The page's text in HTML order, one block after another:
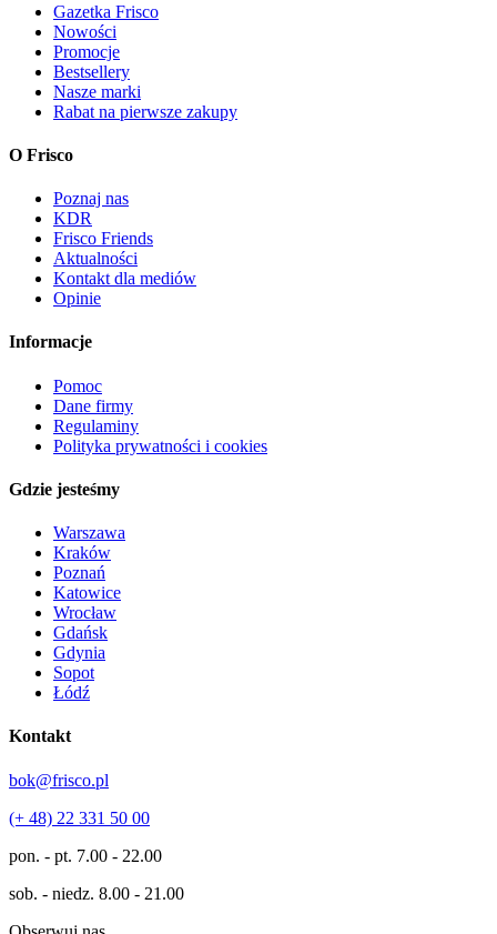
Gazetka Frisco
Nowości
Promocje
Bestsellery
Nasze marki
Rabat na pierwsze zakupy
O Frisco
Poznaj nas
KDR
Frisco Friends
Aktualności
Kontakt dla mediów
Opinie
Informacje
Pomoc
Dane firmy
Regulaminy
Polityka prywatności i cookies
Gdzie jesteśmy
Warszawa
Kraków
Poznań
Katowice
Wrocław
Gdańsk
Gdynia
Sopot
Łódź
Kontakt
bok@frisco.pl
(+ 48) 22 331 50 00
pon. - pt. 7.00 - 22.00
sob. - niedz. 8.00 - 21.00